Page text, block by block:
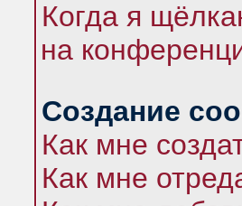
Когда я
на
Создание
Как мне
Как мне